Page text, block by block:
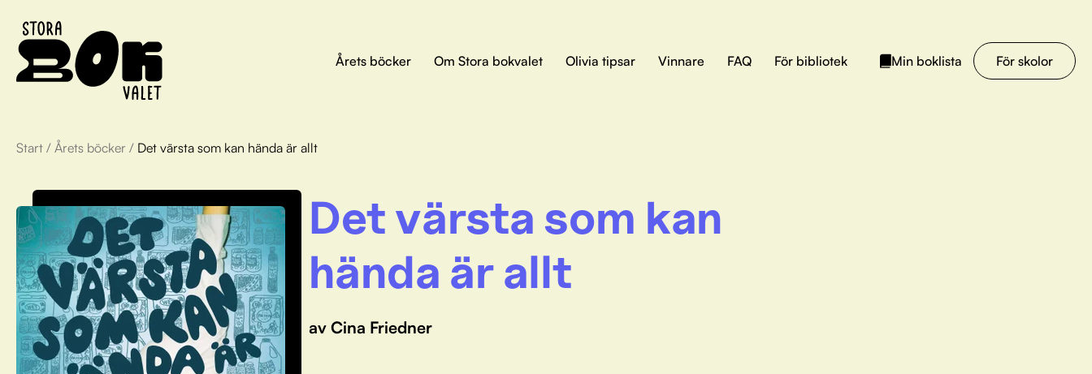
Årets böcker Om Stora bokvalet Olivia tipsar Vinnare FAQ För bibliotek Min boklista För skolor
Start / Årets böcker / Det värsta som kan hända är allt
Det värsta som kan
hända är allt
av Cina Friedner